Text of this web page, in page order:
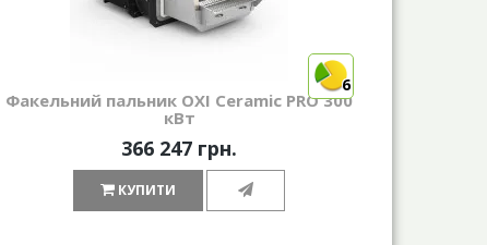
6
Факельний пальник OXI Ceramic PRO 300
кВт
366 247 грн.
КУПИТИ